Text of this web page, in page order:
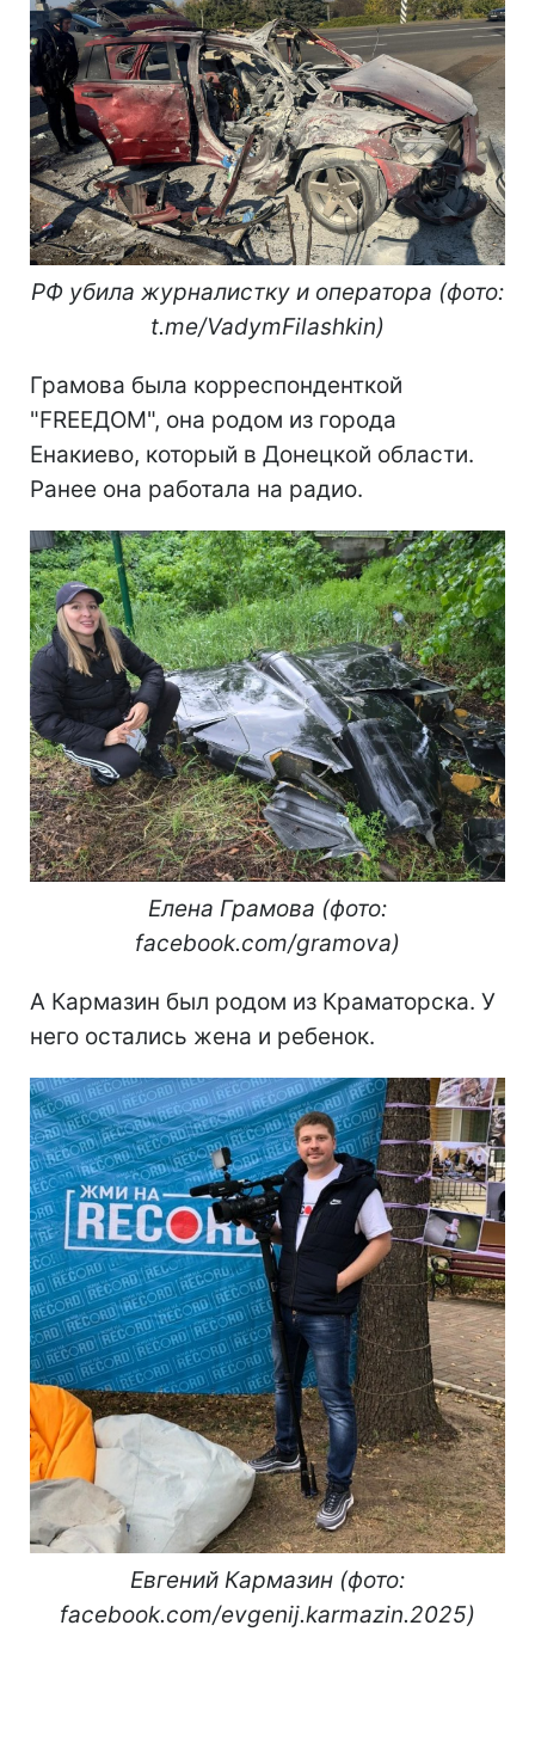
РФ убила журналистку и оператора (фото:
t.me/VadymFilashkin)
Грамова была корреспонденткой
"FREEДОМ", она родом из города
Енакиево, который в Донецкой области.
Ранее она работала на радио.
Елена Грамова (фото:
facebook.com/gramova)
А Кармазин был родом из Краматорска. У
него остались жена и ребенок.
Евгений Кармазин (фото:
facebook.com/evgenij.karmazin.2025)